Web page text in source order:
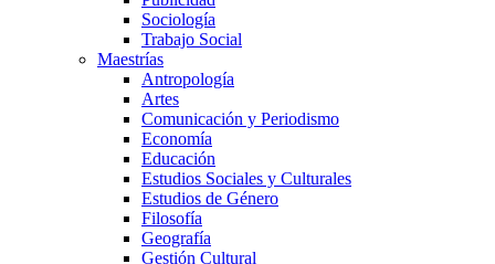
Sociología
Trabajo Social
Maestrías
Antropología
Artes
Comunicación y Periodismo
Economía
Educación
Estudios Sociales y Culturales
Estudios de Género
Filosofía
Geografía
Gestión Cultural